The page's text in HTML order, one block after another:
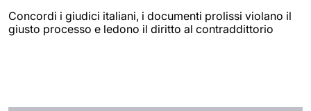
Concordi i giudici italiani, i documenti prolissi violano il
giusto processo e ledono il diritto al contraddittorio